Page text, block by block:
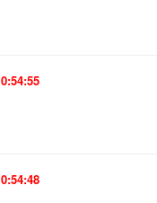
0:54:55
0:54:48